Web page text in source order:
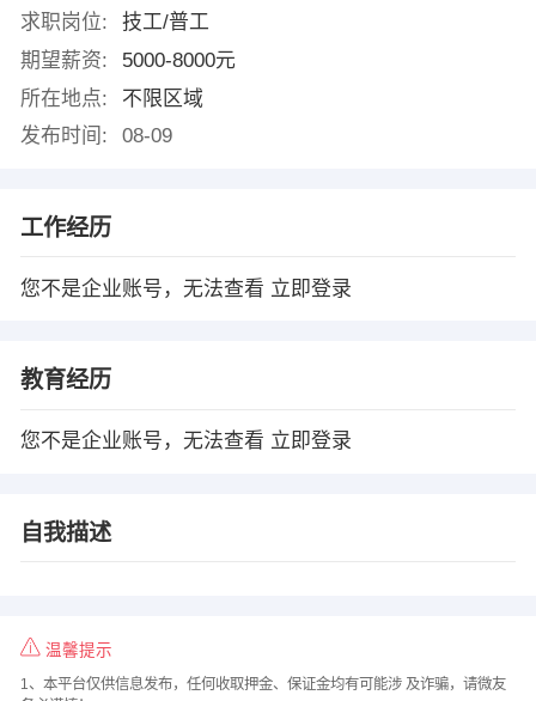
求职岗位:
技工/普工
期望薪资:
5000-8000元
所在地点:
不限区域
发布时间:
08-09
工作经历
您不是企业账号，无法查看 立即登录
教育经历
您不是企业账号，无法查看 立即登录
自我描述
温馨提示
1、本平台仅供信息发布，任何收取押金、保证金均有可能涉 及诈骗，请微友